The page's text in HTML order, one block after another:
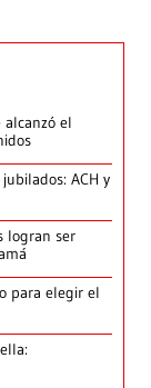
el
ACH y
logran ser
para elegir el